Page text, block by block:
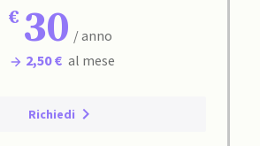
30 / anno
2,50 € al mese
Richiedi